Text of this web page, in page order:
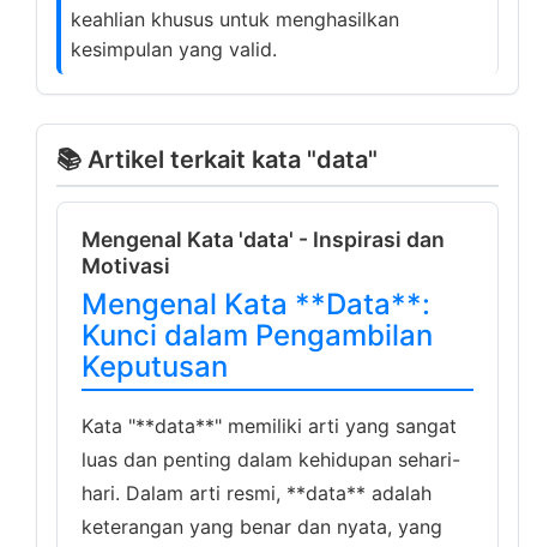
keahlian khusus untuk menghasilkan
kesimpulan yang valid.
📚 Artikel terkait kata "data"
Mengenal Kata 'data' - Inspirasi dan
Motivasi
Mengenal Kata **Data**:
Kunci dalam Pengambilan
Keputusan
Kata "**data**" memiliki arti yang sangat
luas dan penting dalam kehidupan sehari-
hari. Dalam arti resmi, **data** adalah
keterangan yang benar dan nyata, yang